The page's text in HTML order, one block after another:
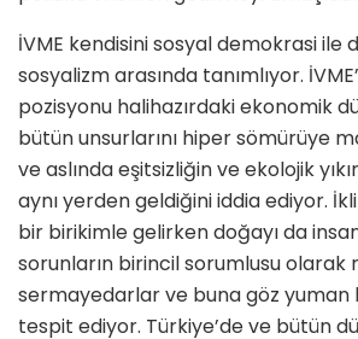
İVME kendisini sosyal demokrasi ile
sosyalizm arasında tanımlıyor.
pozisyonu halihazırdaki ekonomik
bütün unsurlarını hiper sömürüye
ve aslında eşitsizliğin ve ekolojik
aynı yerden geldiğini iddia ediyor.
bir birikimle gelirken doğayı da
sorunların birincil sorumlusu
sermayedarlar ve buna göz yuman
tespit ediyor. Türkiye’de ve bütün